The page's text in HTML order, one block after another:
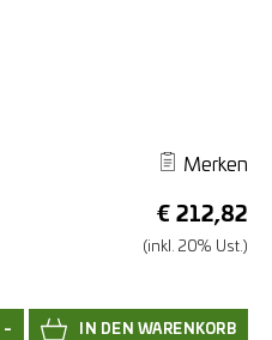
Merken
€ 212,82
(inkl. 20% Ust.)
-